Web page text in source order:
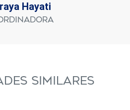
Hayati
SIMILARES